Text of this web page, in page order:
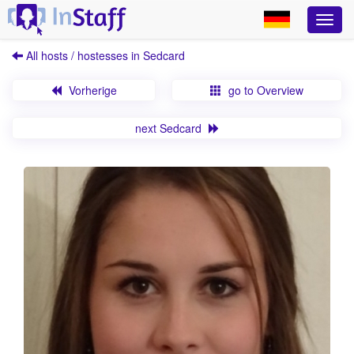
All hosts / hostesses in Sedcard
Vorherige go to Overview
next Sedcard